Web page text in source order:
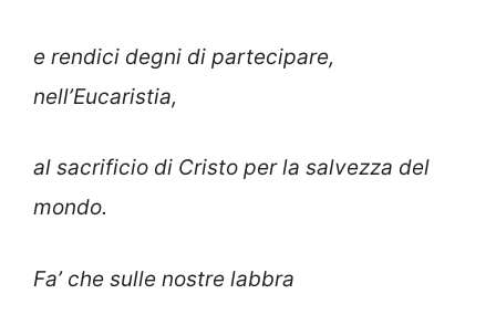
e rendici degni di partecipare,
nell’Eucaristia,
al sacrificio di Cristo per la salvezza del
mondo.
Fa’ che sulle nostre labbra